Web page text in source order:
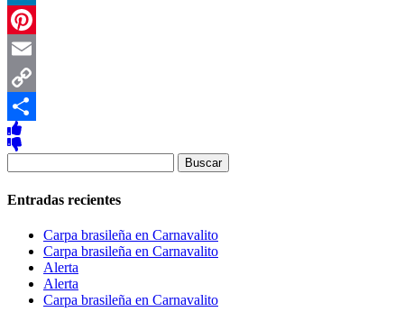
LinkedIn
Pinterest
Email
Copy
Link
Compartir
Entradas recientes
Carpa brasileña en Carnavalito
Carpa brasileña en Carnavalito
Alerta
Alerta
Carpa brasileña en Carnavalito